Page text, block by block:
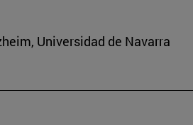
Universidad de Navarra